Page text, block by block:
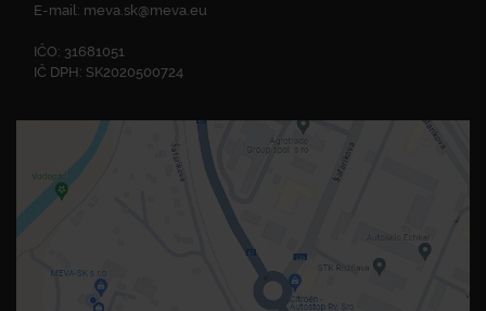
E-mail: meva.sk@meva.eu
IČO: 31681051
IČ DPH: SK2020500724